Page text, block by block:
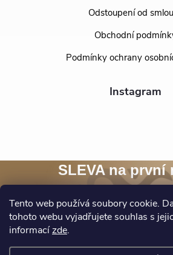
Tento web používá soubory cookie.
tohoto webu vyjadřujete souhlas s
informacízde.
Odstoupení od
Obchodní
Podmínky ochrany
Instagram
Sledovat na Instagramu
SLEVA na první
asleva 10 %na nákup*
Chci novinky a slevu